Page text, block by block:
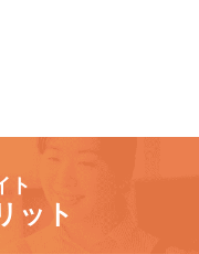
ト
ット